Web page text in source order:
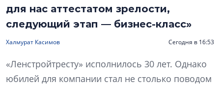
для нас аттестатом зрелости,
следующий этап — бизнес-класс»
Халмурат Касимов Сегодня в 16:53
«Ленстройтресту» исполнилось 30 лет. Однако
юбилей для компании стал не столько поводом